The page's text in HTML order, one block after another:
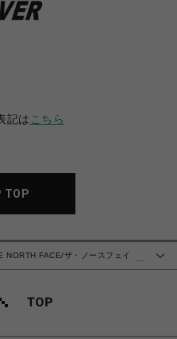
記は こちら
TOP
NORTH FACE/ザ・ノースフェイ